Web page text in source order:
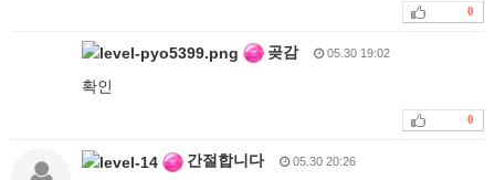
0
곶감 05.30 19:02
확인
0
간절합니다 05.30 20:26